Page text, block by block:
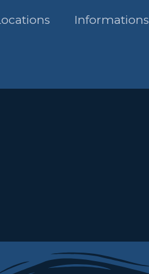
Informations